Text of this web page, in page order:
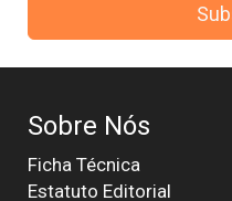
Sobre Nós
Ficha Técnica
Estatuto Editorial